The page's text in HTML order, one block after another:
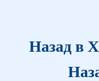
Назад в